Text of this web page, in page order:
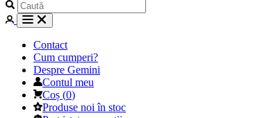
Contact
Cum cumperi?
Despre Gemini
Contul meu
Coș (0)
Produse noi în stoc